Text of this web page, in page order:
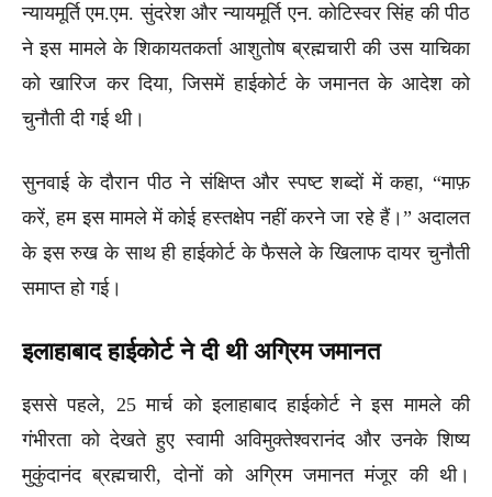
न्यायमूर्ति एम.एम. सुंदरेश और न्यायमूर्ति एन. कोटिस्वर सिंह की पीठ
ने इस मामले के शिकायतकर्ता आशुतोष ब्रह्मचारी की उस याचिका
को खारिज कर दिया, जिसमें हाईकोर्ट के जमानत के आदेश को
चुनौती दी गई थी।
सुनवाई के दौरान पीठ ने संक्षिप्त और स्पष्ट शब्दों में कहा, “माफ़
करें, हम इस मामले में कोई हस्तक्षेप नहीं करने जा रहे हैं।” अदालत
के इस रुख के साथ ही हाईकोर्ट के फैसले के खिलाफ दायर चुनौती
समाप्त हो गई।
इलाहाबाद हाईकोर्ट ने दी थी अग्रिम जमानत
इससे पहले, 25 मार्च को इलाहाबाद हाईकोर्ट ने इस मामले की
गंभीरता को देखते हुए स्वामी अविमुक्तेश्वरानंद और उनके शिष्य
मुकुंदानंद ब्रह्मचारी, दोनों को अग्रिम जमानत मंजूर की थी।